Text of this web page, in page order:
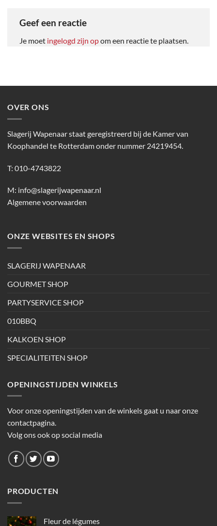
Geef een reactie
Je moet ingelogd zijn opom een reactie te plaatsen.
OVER ONS
Slagerij Wapenaar staat geregistreerd bij de Kamer van
Koophandel te Rotterdam onder nummer 24219454.
T: 010-4743822
M: info@slagerijwapenaar.nl
Algemene voorwaarden
ONZE WEBSITES EN SHOPS
SLAGERIJ WAPENAAR
GOURMET SHOP
PARTYSERVICE SHOP
010BBQ
KALKOEN SHOP
SPECIALITEITEN SHOP
OPENINGSTIJDEN WINKELS
Voor onze openingstijden van de winkels gaat u naar onze
contactpagina.
Volg ons ook op social media
PRODUCTEN
Fleur de légumes